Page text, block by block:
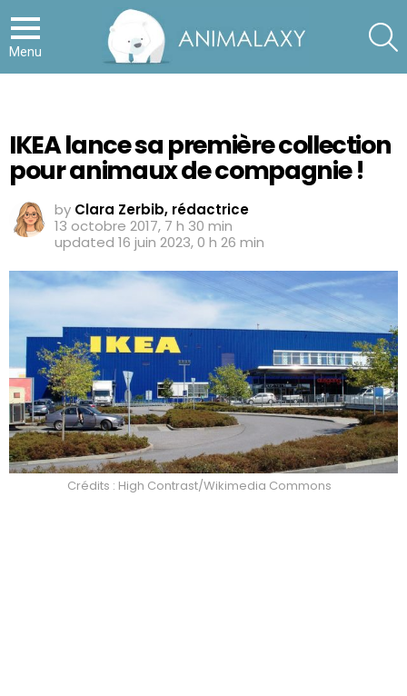
Menu
IKEA lance sa première collection
pour animaux de compagnie !
by Clara Zerbib, rédactrice
13 octobre 2017, 7 h 30 min
updated 16 juin 2023, 0 h 26 min
Crédits : High Contrast/Wikimedia Commons